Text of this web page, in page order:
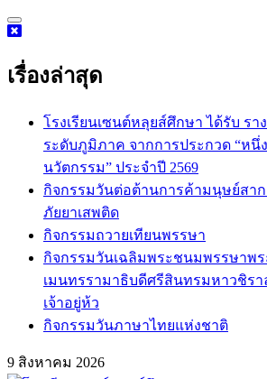
Skip
to
เรื่องล่าสุด
โรงเรียนเซนต์หลุยส์ศึกษา ได้รับ รา
ระดับภูมิภาค จากการประกวด “หนึ่
นวัตกรรม” ประจำปี 2569
กิจกรรม​วันต่อต้านการค้ามนุษย์สา
ภัยยาเสพติด
กิจกรรมถวายเทียนพรรษา
กิจกรรมวันเฉลิมพระชนมพรรษาพร
เมนทรรามาธิบดีศรีสินทรมหาวชิร
เจ้าอยู่ห้ว
กิจกรรมวันภาษาไทยแห่งชาติ
9 สิงหาคม 2026